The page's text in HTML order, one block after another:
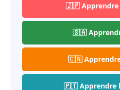
🇯🇵 Apprendre
🇸🇦
🇨🇳
🇵🇹 Apprendre